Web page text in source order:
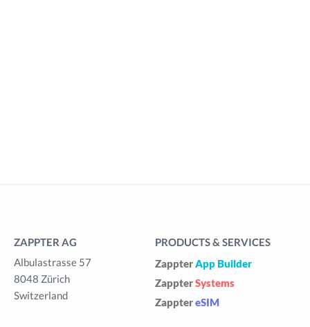
ZAPPTER AG
Albulastrasse 57
8048 Zürich
Switzerland
PRODUCTS & SERVICES
ZappterApp Builder
ZappterSystems
ZapptereSIM